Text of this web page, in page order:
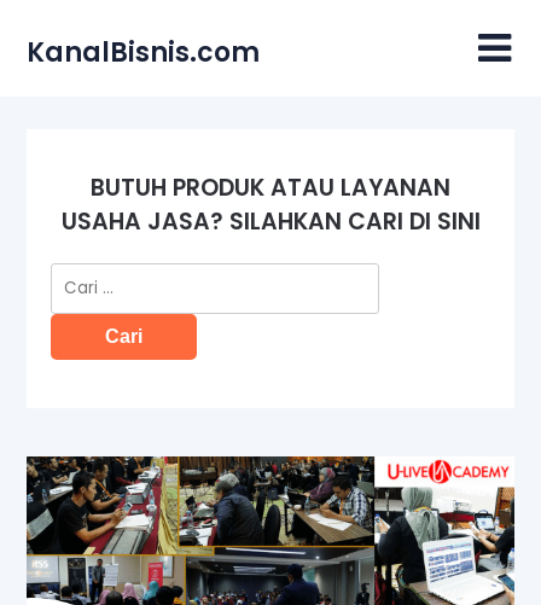
content
KanalBisnis.com
BUTUH PRODUK ATAU LAYANAN
USAHA JASA? SILAHKAN CARI DI SINI
Cari
untuk: